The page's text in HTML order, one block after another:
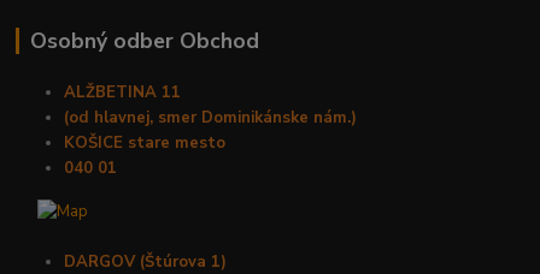
Osobný odber Obchod
ALŽBETINA 11
(od hlavnej, smer Dominikánske nám.)
KOŠICE stare mesto
040 01
DARGOV (Štúrova 1)